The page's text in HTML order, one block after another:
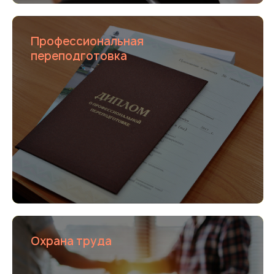
Профессиональная
переподготовка
Охрана труда